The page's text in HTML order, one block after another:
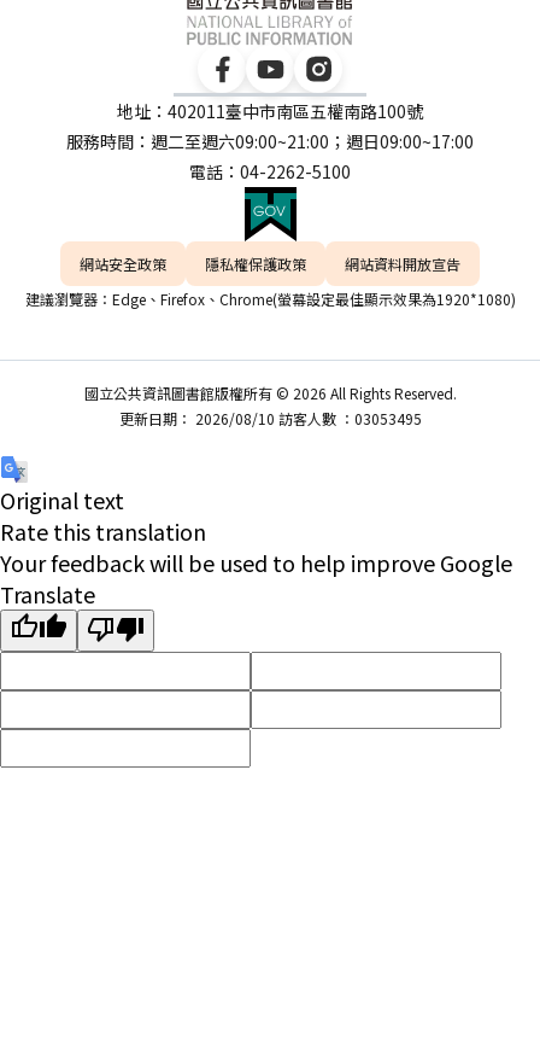
地址：402011臺中市南區五權南路100號
服務時間：週二至週六09:00~21:00；週日09:00~17:00
電話：04-2262-5100
網站安全政策 隱私權保護政策
網站資料開放宣告
建議瀏覽器：Edge、Firefox、Chrome(螢幕設定最佳顯示效果為1920*1080)
國立公共資訊圖書館版權所有 © 2026 All Rights Reserved.
更新日期： 2026/08/10 訪客人數 ：03053495
Original text
Rate this translation
Your feedback will be used to help improve Google
Translate